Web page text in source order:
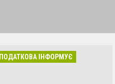
ПОДАТКОВА ІНФОРМУЄ